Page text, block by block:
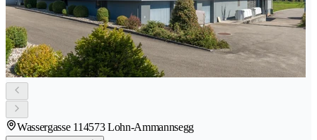
Wassergasse 114573 Lohn-Ammannsegg